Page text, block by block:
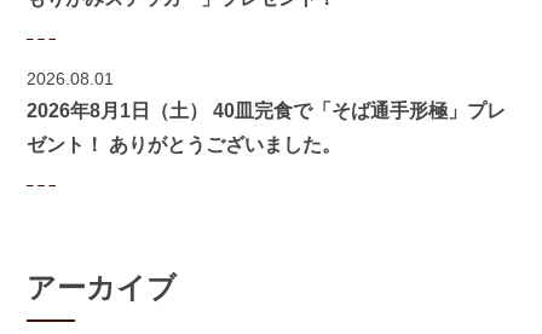
2026.08.01
2026年8月1日（土） 40皿完食で「そば通手形極」プレ
ゼント！ ありがとうございました。
アーカイブ